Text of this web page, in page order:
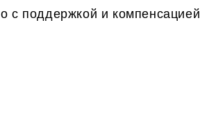
с поддержкой и компенсацией